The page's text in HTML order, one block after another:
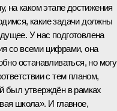
на каком этапе достижения
какие задачи должны
У нас подготовлена
со всеми цифрами, она
останавливаться, но могу
с тем планом,
был утверждён в рамках
школа». И главное,